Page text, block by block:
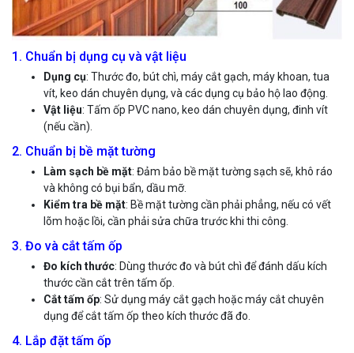
1. Chuẩn bị dụng cụ và vật liệu
Dụng cụ: Thước đo, bút chì, máy cắt gạch, máy khoan, tua
vít, keo dán chuyên dụng, và các dụng cụ bảo hộ lao động.
Vật liệu: Tấm ốp PVC nano, keo dán chuyên dụng, đinh vít
(nếu cần).
2. Chuẩn bị bề mặt tường
Làm sạch bề mặt: Đảm bảo bề mặt tường sạch sẽ, khô ráo
và không có bụi bẩn, dầu mỡ.
Kiểm tra bề mặt: Bề mặt tường cần phải phẳng, nếu có vết
lõm hoặc lồi, cần phải sửa chữa trước khi thi công.
3. Đo và cắt tấm ốp
Đo kích thước: Dùng thước đo và bút chì để đánh dấu kích
thước cần cắt trên tấm ốp.
Cắt tấm ốp: Sử dụng máy cắt gạch hoặc máy cắt chuyên
dụng để cắt tấm ốp theo kích thước đã đo.
4. Lắp đặt tấm ốp